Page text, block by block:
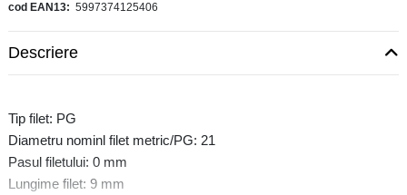
cod EAN13
5997374125406
Descriere
Tip filet: PG
Diametru nominl filet metric/PG: 21
Pasul filetului: 0 mm
Lungime filet: 9 mm